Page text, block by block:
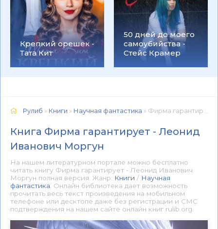
Крепкий орешек -
Тата Кит
50 дней до моего
самоубийства -
Стейс Крамер
Рулиб » Книги » Научная фантастика » Фирма гарантирует - Леонид Иванович Моргун 📕 - Книга онлайн бесплатно
Книга Фирма гарантирует - Леонид
Иванович Моргун
На нашем литературном портале можно бесплатно
читать книгу Фирма гарантирует - Леонид Иванович
Моргун полная версия. Жанр: Книги / Научная
фантастика . Онлайн библиотека дает возможность
прочитать весь текст произведения на мобильном
телефоне или десктопе даже без регистрации и СМС
подтверждения на нашем сайте онлайн книг rulib.org.